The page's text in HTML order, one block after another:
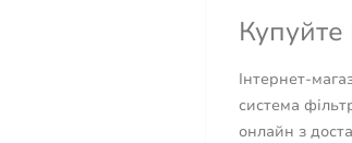
Купуйте
Інтернет-
система
онлайн з